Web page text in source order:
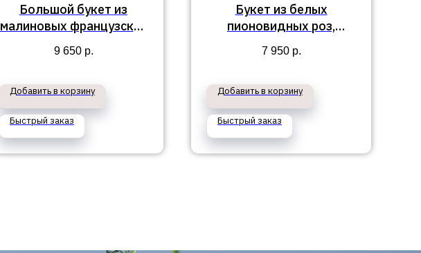
Большой букет из
малиновых французских
роз "Оззи"
9 650 р.
Добавить в корзину
Быстрый заказ
Букет из белых
пионовидных роз,
кустовых роз и
альстромерий
7 950 р.
Добавить в корзину
Быстрый заказ